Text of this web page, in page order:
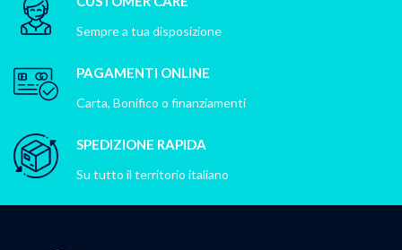
Sempre a tua disposizione
PAGAMENTI ONLINE
Carta, Bonifico o finanziamenti
SPEDIZIONE RAPIDA
Su tutto il territorio italiano